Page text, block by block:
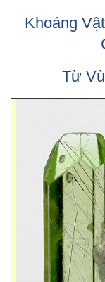
Khoáng
Từ